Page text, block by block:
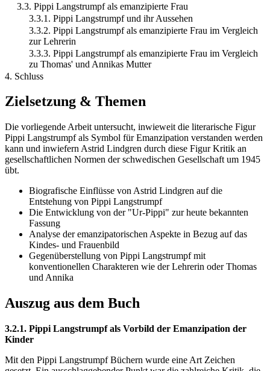
3.3. Pippi Langstrumpf als emanzipierte Frau
3.3.1. Pippi Langstrumpf und ihr Aussehen
3.3.2. Pippi Langstrumpf als emanzipierte Frau im Vergleich
zur Lehrerin
3.3.3. Pippi Langstrumpf als emanzipierte Frau im Vergleich
zu Thomas' und Annikas Mutter
4. Schluss
Zielsetzung & Themen
Die vorliegende Arbeit untersucht, inwieweit die literarische Figur
Pippi Langstrumpf als Symbol für Emanzipation verstanden werden
kann und inwiefern Astrid Lindgren durch diese Figur Kritik an
gesellschaftlichen Normen der schwedischen Gesellschaft um 1945
übt.
Biografische Einflüsse von Astrid Lindgren auf die
Entstehung von Pippi Langstrumpf
Die Entwicklung von der "Ur-Pippi" zur heute bekannten
Fassung
Analyse der emanzipatorischen Aspekte in Bezug auf das
Kindes- und Frauenbild
Gegenüberstellung von Pippi Langstrumpf mit
konventionellen Charakteren wie der Lehrerin oder Thomas
und Annika
Auszug aus dem Buch
3.2.1. Pippi Langstrumpf als Vorbild der Emanzipation der
Kinder
Mit den Pippi Langstrumpf Büchern wurde eine Art Zeichen